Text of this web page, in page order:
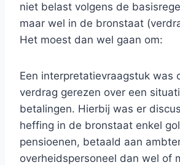
niet belast volgens de
maar wel in de bronstaat
Het moest dan wel gaan om:
Een interpretatievraagstuk was
verdrag gerezen over een
betalingen. Hierbij was er
heffing in de bronstaat enkel
pensioenen, betaald aan
overheidspersoneel dan wel of